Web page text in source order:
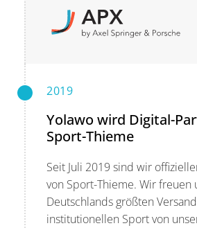
2019
Yolawo wird Digital-
Sport-Thieme​
Seit Juli 2019 sind wir
von Sport-Thieme. Wir freuen
Deutschlands größten
institutionellen Sport von